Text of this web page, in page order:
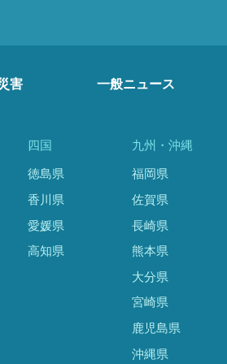
害 一般ニュース
四国
徳島県
香川県
愛媛県
高知県
九州・沖縄
福岡県
佐賀県
長崎県
熊本県
大分県
宮崎県
鹿児島県
沖縄県